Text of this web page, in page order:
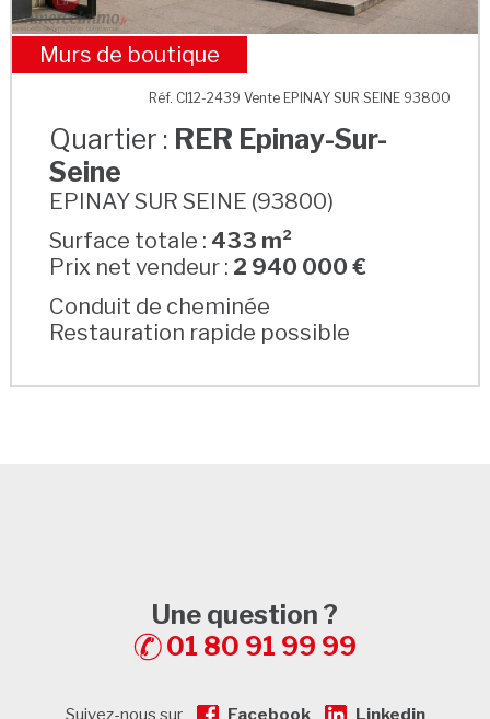
RER Epinay-Sur-Seine
Murs de boutique
Réf. CI12-2439 Vente EPINAY SUR SEINE 93800
Quartier : RER Epinay-Sur-
Seine
EPINAY SUR SEINE (93800)
Surface totale : 433 m²
Prix net vendeur : 2 940 000 €
Conduit de cheminée
Restauration rapide possible
Une question ?
01 80 91 99 99
Suivez-nous sur Facebook Linkedin